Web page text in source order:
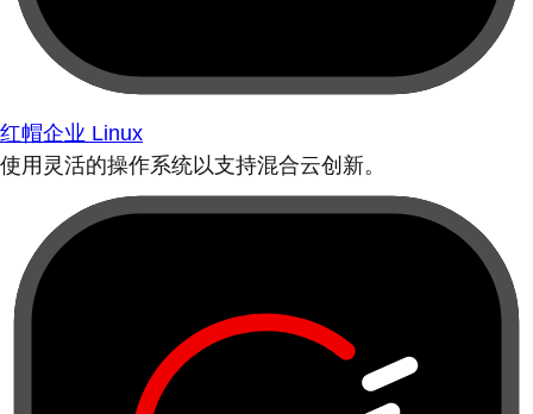
红帽企业 Linux
使用灵活的操作系统以支持混合云创新。